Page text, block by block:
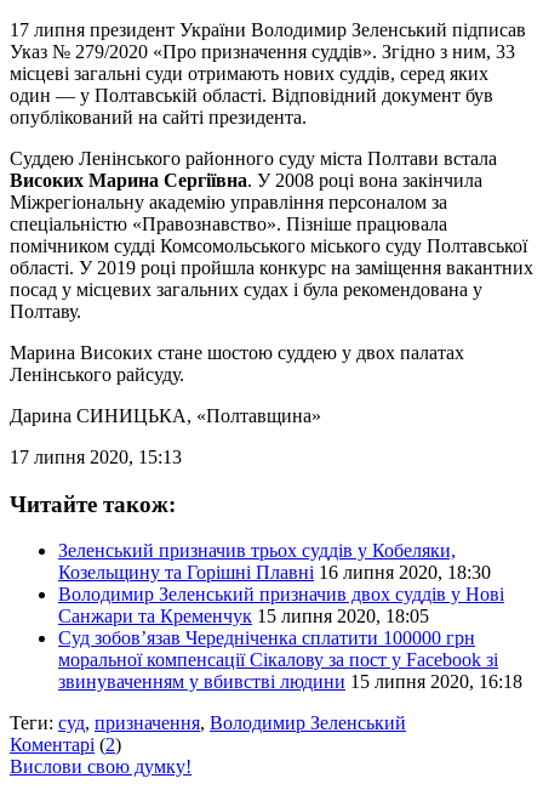
17 липня президент України Володимир Зеленський підписав
Указ № 279/2020 «Про призначення суддів». Згідно з ним, 33
місцеві загальні суди отримають нових суддів, серед яких
один — у Полтавській області. Відповідний документ був
опублікований на сайті президента.
Суддею Ленінського районного суду міста Полтави встала
Високих Марина Сергіївна. У 2008 році вона закінчила
Міжрегіональну академію управління персоналом за
спеціальністю «Правознавство». Пізніше працювала
помічником судді Комсомольського міського суду Полтавської
області. У 2019 році пройшла конкурс на заміщення вакантних
посад у місцевих загальних судах і була рекомендована у
Полтаву.
Марина Високих стане шостою суддею у двох палатах
Ленінського райсуду.
Дарина СИНИЦЬКА, «Полтавщина»
17 липня 2020, 15:13
Читайте також:
Зеленський призначив трьох суддів у Кобеляки,
Козельщину та Горішні Плавні 16 липня 2020, 18:30
Володимир Зеленський призначив двох суддів у Нові
Санжари та Кременчук 15 липня 2020, 18:05
Суд зобов’язав Чередніченка сплатити 100000 грн
моральної компенсації Сікалову за пост у Facebook зі
звинуваченням у вбивстві людини 15 липня 2020, 16:18
Теги: суд, призначення, Володимир Зеленський
Коментарі (2)
Вислови свою думку!